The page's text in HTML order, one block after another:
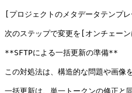
[プロジェクトのメタデータテ
次のステップで変更を[オン
**SFTPによる一括更新の準備**
この対処法は、構造的な問題や画像
一括更新は、単一トークンの修正と